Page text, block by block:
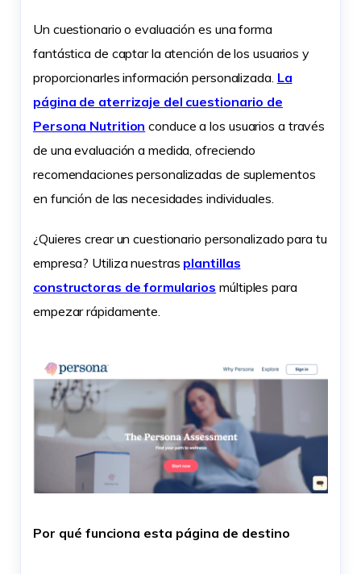
Un cuestionario o evaluación es una forma
fantástica de captar la atención de los usuarios y
proporcionarles información personalizada. La
página de aterrizaje del cuestionario de
Persona Nutrition conduce a los usuarios a través
de una evaluación a medida, ofreciendo
recomendaciones personalizadas de suplementos
en función de las necesidades individuales.
¿Quieres crear un cuestionario personalizado para tu
empresa? Utiliza nuestras plantillas
constructoras de formularios múltiples para
empezar rápidamente.
Por qué funciona esta página de destino